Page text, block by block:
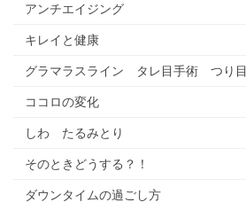
アンチエイジング
キレイと健康
グラマラスライン タレ目手術 つり目
ココロの変化
しわ たるみとり
そのときどうする？！
ダウンタイムの過ごし方